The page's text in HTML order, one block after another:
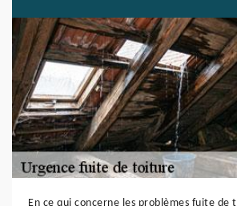
En ce qui concerne les problèmes fuite de